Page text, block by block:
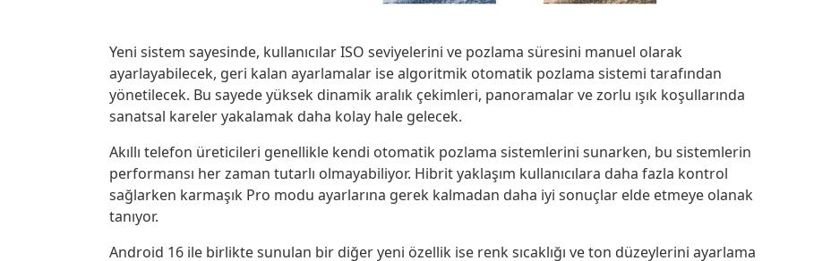
Yeni sistem sayesinde, kullanıcılar ISO seviyelerini ve pozlama süresini manuel olarak
ayarlayabilecek, geri kalan ayarlamalar ise algoritmik otomatik pozlama sistemi tarafından
yönetilecek. Bu sayede yüksek dinamik aralık çekimleri, panoramalar ve zorlu ışık koşullarında
sanatsal kareler yakalamak daha kolay hale gelecek.
Akıllı telefon üreticileri genellikle kendi otomatik pozlama sistemlerini sunarken, bu sistemlerin
performansı her zaman tutarlı olmayabiliyor. Hibrit yaklaşım kullanıcılara daha fazla kontrol
sağlarken karmaşık Pro modu ayarlarına gerek kalmadan daha iyi sonuçlar elde etmeye olanak
tanıyor.
Android 16 ile birlikte sunulan bir diğer yeni özellik ise renk sıcaklığı ve ton düzeylerini ayarlama